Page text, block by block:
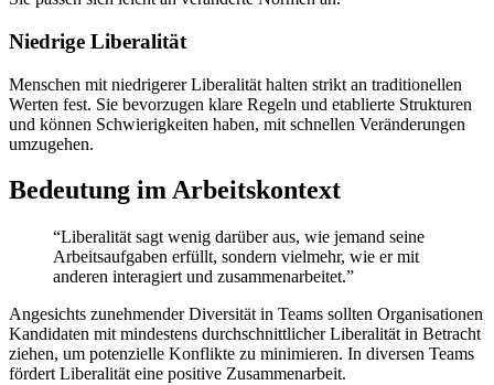
Niedrige Liberalität
Menschen mit niedrigerer Liberalität halten strikt an traditionellen
Werten fest. Sie bevorzugen klare Regeln und etablierte Strukturen
und können Schwierigkeiten haben, mit schnellen Veränderungen
umzugehen.
Bedeutung im Arbeitskontext
“Liberalität sagt wenig darüber aus, wie jemand seine
Arbeitsaufgaben erfüllt, sondern vielmehr, wie er mit
anderen interagiert und zusammenarbeitet.”
Angesichts zunehmender Diversität in Teams sollten Organisationen
Kandidaten mit mindestens durchschnittlicher Liberalität in Betracht
ziehen, um potenzielle Konflikte zu minimieren. In diversen Teams
fördert Liberalität eine positive Zusammenarbeit.